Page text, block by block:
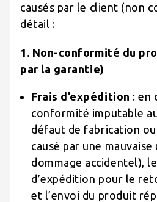
causés par le client (non
détail :
1. Non-conformité du
par la garantie)
Frais d’expédition : en
conformité imputable
défaut de fabrication
causé par une
dommage accidentel),
d’expédition pour le
et l’envoi du produit